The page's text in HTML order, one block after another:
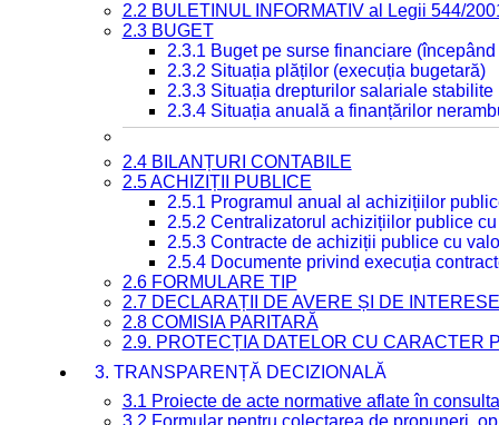
2.2 BULETINUL INFORMATIV al Legii 544/
2.3 BUGET
2.3.1 Buget pe surse financiare
2.3.2 Situația plăților (execuția bugetară)
2.3.3 Situația drepturilor salariale
2.3.4 Situația anuală a finanțărilor
2.4 BILANȚURI CONTABILE
2.5 ACHIZIȚII PUBLICE
2.5.1 Programul anual al achizițiilor
2.5.2 Centralizatorul achizițiilor publice
2.5.3 Contracte de achiziții publice cu
2.5.4 Documente privind execuția
2.6 FORMULARE TIP
2.7 DECLARAȚII DE AVERE ȘI DE INTERESE
2.8 COMISIA PARITARĂ
2.9. PROTECȚIA DATELOR CU CARACTER
3. TRANSPARENȚĂ DECIZIONALĂ
3.1 Proiecte de acte normative aflate în
3.2 Formular pentru colectarea de propuneri,